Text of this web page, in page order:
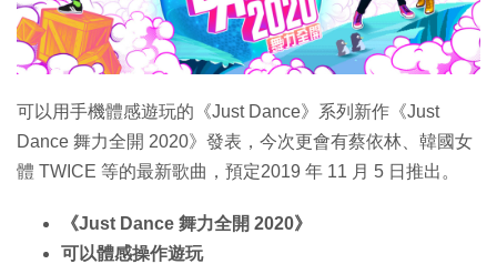
可以用手機體感遊玩的《Just Dance》系列新作《Just
Dance 舞力全開 2020》發表，今次更會有蔡依林、韓國女
體 TWICE 等的最新歌曲，預定2019 年 11 月 5 日推出。
《Just Dance 舞力全開 2020》
可以體感操作遊玩